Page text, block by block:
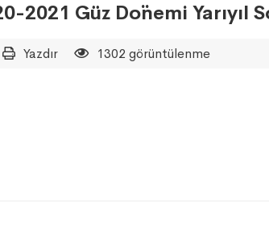
Güz Do¨nemi Yarıyıl
Yazdır 1302 görüntülenme